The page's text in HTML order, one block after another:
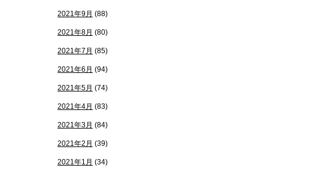
2021年9月 (88)
2021年8月 (80)
2021年7月 (85)
2021年6月 (94)
2021年5月 (74)
2021年4月 (83)
2021年3月 (84)
2021年2月 (39)
2021年1月 (34)